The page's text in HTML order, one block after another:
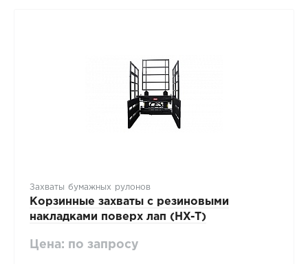
Захваты бумажных рулонов
Корзинные захваты с резиновыми
накладками поверх лап (HX-T)
Цена: по запросу